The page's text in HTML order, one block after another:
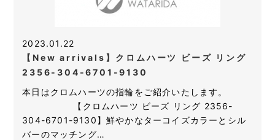
2023.01.22
【New arrivals】クロムハーツ ビーズ リング
2356-304-6701-9130
本日はクロムハーツの指輪をご紹介いたします。
【クロムハーツ ビーズ リング 2356-
304-6701-9130】鮮やかなターコイズカラーとシル
バーのマッチング…